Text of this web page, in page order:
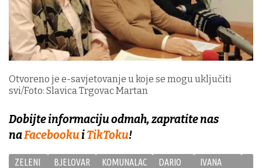
Otvoreno je e-savjetovanje u koje se mogu uključiti
svi/Foto: Slavica Trgovac Martan
Dobijte informaciju odmah, zapratite nas
naFacebookuiTikToku!
ZELENI
BJELOVAR
KOMUNALAC
DARIO
IVANA